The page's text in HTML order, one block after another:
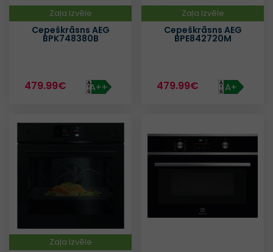
Zaļa Izvēle
Cepeškrāsns AEG
BPK748380B
479.99€ A++
Zaļa Izvēle
Cepeškrāsns AEG
BPE842720M
479.99€ A+
Zaļa Izvēle